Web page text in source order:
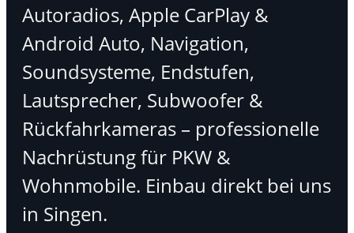
Autoradios, Apple CarPlay &
Android Auto, Navigation,
Soundsysteme, Endstufen,
Lautsprecher, Subwoofer &
Rückfahrkameras – professionelle
Nachrüstung für PKW &
Wohnmobile. Einbau direkt bei uns
in Singen.